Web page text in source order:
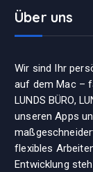
Über uns
Wir sind Ihr
auf dem Mac –
LUNDS BÜRO,
unseren Apps
flexibles
Entwicklung